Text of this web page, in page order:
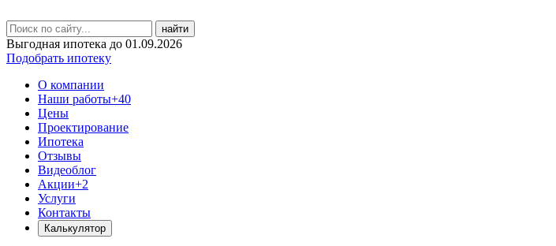
найти
Выгодная ипотека до 01.09.2026
Подобрать ипотеку
О компании
Наши работы+40
Цены
Проектирование
Ипотека
Отзывы
Видеоблог
Акции+2
Услуги
Контакты
Калькулятор